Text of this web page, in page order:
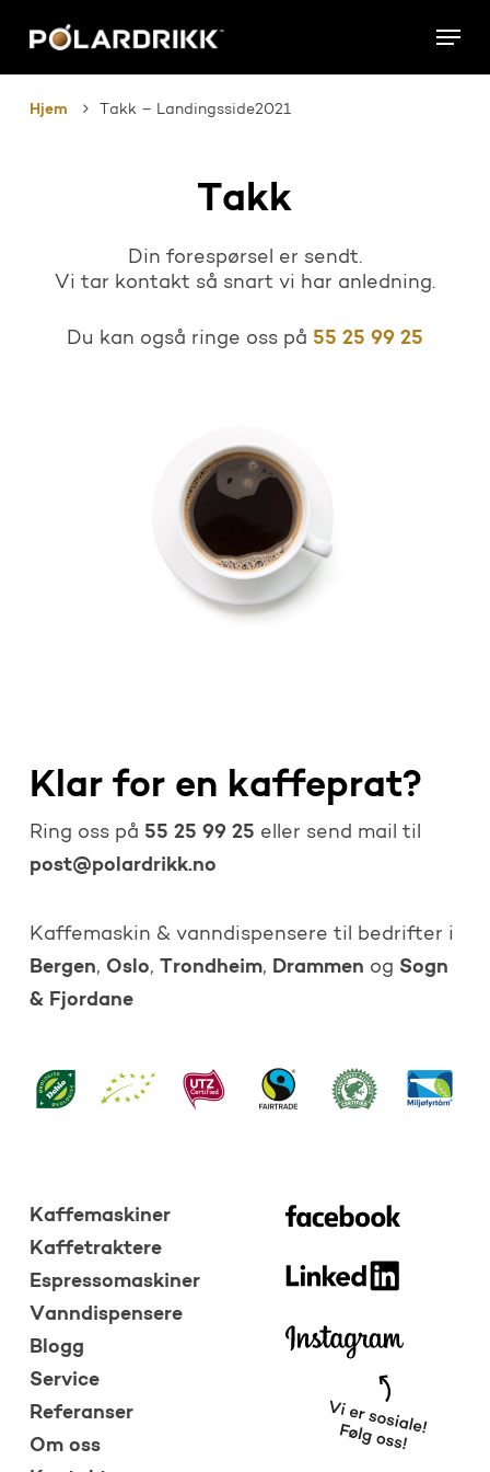
main
Menu
Hjem Takk – Landingsside2021
Takk
Din forespørsel er sendt.
Vi tar kontakt så snart vi har anledning.
Du kan også ringe oss på 55 25 99 25
Klar for en kaffeprat?
Ring oss på 55 25 99 25 eller send mail til
post@polardrikk.no
Kaffemaskin & vanndispensere til bedrifter i
Bergen, Oslo, Trondheim, Drammen og Sogn
& Fjordane
Kaffemaskiner
Kaffetraktere
Espressomaskiner
Vanndispensere
Blogg
Service
Referanser
Om oss